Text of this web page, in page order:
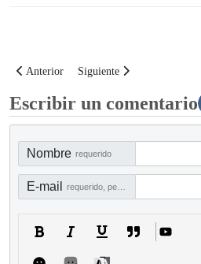
Artículo anterior: Kit de políticas para la
Anterior Artículo siguiente: Kit de
Siguiente
Escribir un comentario
Nombre requerido
E-mail